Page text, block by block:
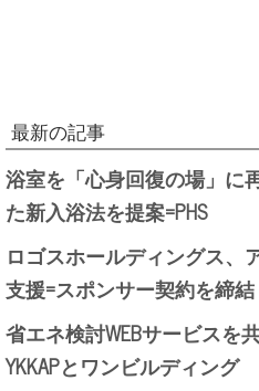
最新の記事
浴室を「心身回復の場」に
た新入浴法を提案=PHS
ロゴスホールディングス、
支援=スポンサー契約を締結
省エネ検討WEBサービスを
YKKAPとワンビルディング